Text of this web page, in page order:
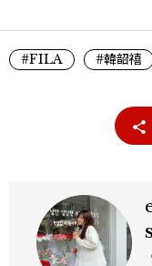
#FILA #韓韶禧